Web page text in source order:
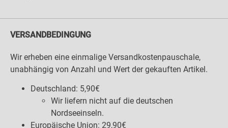
VERSANDBEDINGUNG
Wir erheben eine einmalige Versandkostenpauschale,
unabhängig von Anzahl und Wert der gekauften Artikel.
Deutschland: 5,90€
Wir liefern nicht auf die deutschen
Nordseeinseln.
Europäische Union: 29,90€